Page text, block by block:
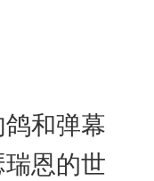
和弹幕
恩的世